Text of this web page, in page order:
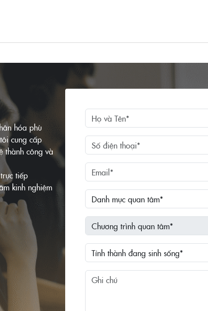
hóa phù
cung cấp
thành công và
tiếp
kinh nghiệm